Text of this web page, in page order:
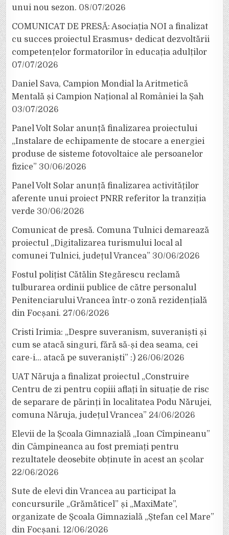
unui nou sezon. 08/07/2026
COMUNICAT DE PRESĂ: Asociația NOI a finalizat
cu succes proiectul Erasmus+ dedicat dezvoltării
competențelor formatorilor în educația adulților
07/07/2026
Daniel Sava, Campion Mondial la Aritmetică
Mentală și Campion Național al României la Șah
03/07/2026
Panel Volt Solar anunță finalizarea proiectului
„Instalare de echipamente de stocare a energiei
produse de sisteme fotovoltaice ale persoanelor
fizice” 30/06/2026
Panel Volt Solar anunță finalizarea activităților
aferente unui proiect PNRR referitor la tranziția
verde 30/06/2026
Comunicat de presă. Comuna Tulnici demarează
proiectul „Digitalizarea turismului local al
comunei Tulnici, județul Vrancea” 30/06/2026
Fostul polițist Cătălin Stegărescu reclamă
tulburarea ordinii publice de către personalul
Penitenciarului Vrancea într-o zonă rezidențială
din Focșani. 27/06/2026
Cristi Irimia: „Despre suveranism, suveraniști și
cum se atacă singuri, fără să-și dea seama, cei
care-i… atacă pe suveraniști” :) 26/06/2026
UAT Năruja a finalizat proiectul „Construire
Centru de zi pentru copiii aflați în situație de risc
de separare de părinți în localitatea Podu Nărujei,
comuna Năruja, județul Vrancea” 24/06/2026
Elevii de la Școala Gimnazială „Ioan Cîmpineanu”
din Câmpineanca au fost premiați pentru
rezultatele deosebite obținute în acest an școlar
22/06/2026
Sute de elevi din Vrancea au participat la
concursurile „Grămăticel” și „MaxiMate”,
organizate de Școala Gimnazială „Ștefan cel Mare”
din Focșani. 12/06/2026